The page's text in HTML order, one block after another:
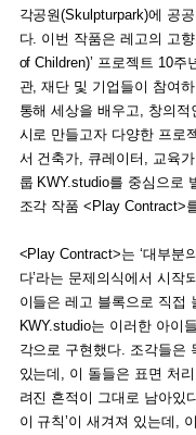
각공원(Skulpturpark)에 공
다. 이번 작품은 레고의 고
of Children)’ 프로젝트 10
관, 재단 및 기업들이 참여
통해 세상을 배우고, 창의
시로 만들고자 다양한 프로
서 건축가, 큐레이터, 교육
룹 KWY.studio를 중심으로
조각 작품 <Play Contract>
<Play Contract>는 ‘대부분
다’라는 문제의식에서 시작
이들은 레고 블록으로 직접
KWY.studio는 이러한 아이
각으로 구현했다. 조각들은
있는데, 이 돌들은 표면 처
려진 흔적이 그대로 남아있
이 규칙’이 새겨져 있는데,